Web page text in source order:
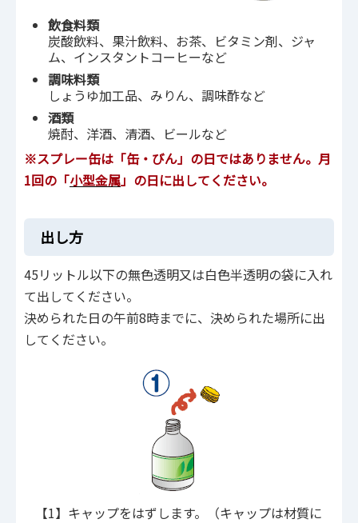
飲食料類
炭酸飲料、果汁飲料、お茶、ビタミン剤、ジャ
ム、インスタントコーヒーなど
調味料類
しょうゆ加工品、みりん、調味酢など
酒類
焼酎、洋酒、清酒、ビールなど
※スプレー缶は「缶・びん」の日ではありません。月
1回の「小型金属」の日に出してください。
出し方
45リットル以下の無色透明又は白色半透明の袋に入れ
て出してください。
決められた日の午前8時までに、決められた場所に出
してください。
【1】キャップをはずします。（キャップは材質に